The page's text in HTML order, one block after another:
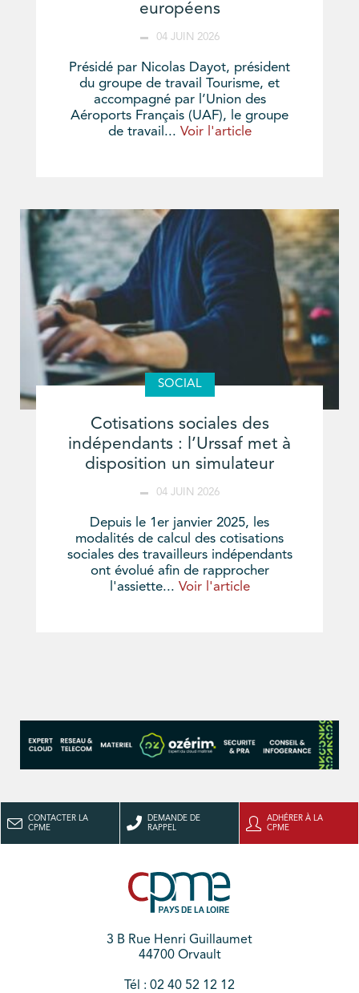
européens
04 JUIN 2026
Présidé par Nicolas Dayot, président
du groupe de travail Tourisme, et
accompagné par l’Union des
Aéroports Français (UAF), le groupe
de travail... Voir l'article
SOCIAL
Cotisations sociales des
indépendants : l’Urssaf met à
disposition un simulateur
04 JUIN 2026
Depuis le 1er janvier 2025, les
modalités de calcul des cotisations
sociales des travailleurs indépendants
ont évolué afin de rapprocher
l'assiette... Voir l'article
CONTACTER LA
CPME
DEMANDE DE
RAPPEL
ADHÉRER À LA
CPME
3 B Rue Henri Guillaumet
44700 Orvault
Tél : 02 40 52 12 12